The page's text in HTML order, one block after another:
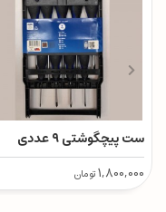
ست پیچگوشتی ۹ عددی
1,800,000تومان